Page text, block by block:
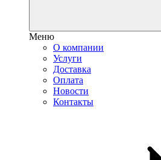
Меню
О компании
Услуги
Доставка
Оплата
Новости
Контакты